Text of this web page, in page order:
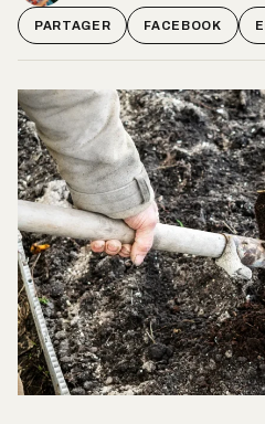
PARTAGER FACEBOOK